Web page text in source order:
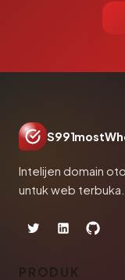
Intelijen domain
untuk web terbuka.
PRODUK